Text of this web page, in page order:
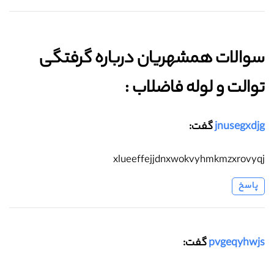
سوالات همشهریان درباره گرفتگی
توالت و لوله فاضلاب :‌
jnusegxdjgگفت:
xlueeffejjdnxwokvyhmkmzxrovyqj
پاسخ
pvgeqyhwjsگفت: